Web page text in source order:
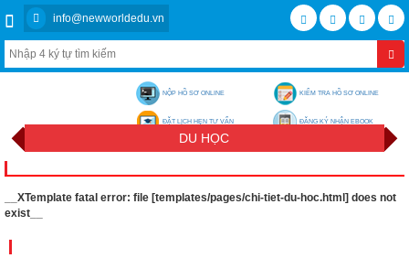
info@newworldedu.vn
NỘP HỒ SƠ ONLINE KIỂM TRA HỒ SƠ ONLINE
ĐẶT LỊCH HẸN TƯ VẤN ĐĂNG KÝ NHẬN EBOOK
DU HỌC
__XTemplate fatal error: file [templates/pages/chi-tiet-du-hoc.html] does not
exist__